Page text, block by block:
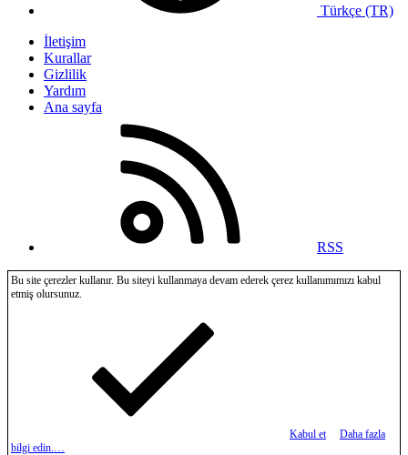
Türkçe (TR)
İletişim
Kurallar
Gizlilik
Yardım
Ana sayfa
RSS
Bu site çerezler kullanır. Bu siteyi kullanmaya devam ederek çerez kullanımımızı kabul
etmiş olursunuz.
Kabul et
Daha fazla
bilgi edin.…